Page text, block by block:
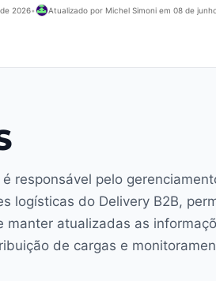
2026• Atualizado por Michel Simoni em 08 de
responsável pelo
logísticas do Delivery B2B,
manter atualizadas as
de cargas e